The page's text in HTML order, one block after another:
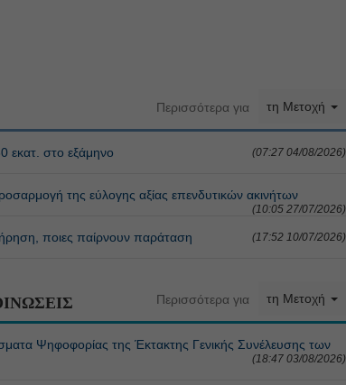
Περισσότερα για τη Μετοχή
εκατ. στο εξάμηνο (07:27 04/08/2026)
της εύλογης αξίας επενδυτικών ακινήτων
(10:05 27/07/2026)
ποιες παίρνουν παράταση (17:52 10/07/2026)
Περισσότερα για τη Μετοχή
Ψηφοφορίας της Έκτακτης Γενικής Συνέλευσης των
(18:47 03/08/2026)